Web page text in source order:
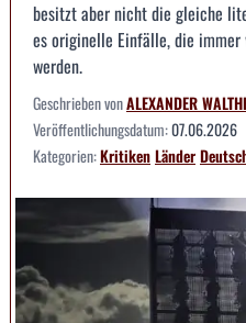
besitzt aber nicht die gleiche
es originelle Einfälle, die
werden.
Geschrieben vonALEXANDER
Veröffentlichungsdatum:07.06.2026
Kategorien:KritikenLänder